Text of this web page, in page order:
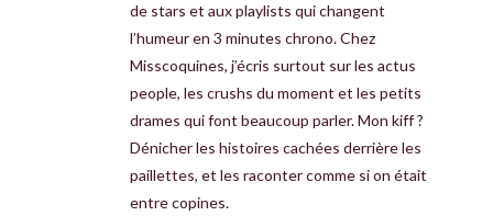
de stars et aux playlists qui changent
l’humeur en 3 minutes chrono. Chez
Misscoquines, j’écris surtout sur les actus
people, les crushs du moment et les petits
drames qui font beaucoup parler. Mon kiff ?
Dénicher les histoires cachées derrière les
paillettes, et les raconter comme si on était
entre copines.